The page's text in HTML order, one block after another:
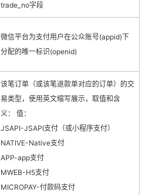
trade_no字段
微信平台为支付用户在公众账号(appid)下
分配的唯一标识(openid)
该笔订单（或该笔退款单对应的订单）的交
易类型，使用英文缩写展示，取值和含
义： 值：
JSAPI-JSAPI支付（或小程序支付）
NATIVE-Native支付
APP-app支付
MWEB-H5支付
MICROPAY-付款码支付